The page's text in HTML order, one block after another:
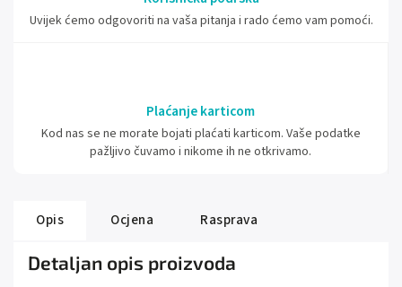
Uvijek ćemo odgovoriti na vaša pitanja i rado ćemo vam pomoći.
Plaćanje karticom
Kod nas se ne morate bojati plaćati karticom. Vaše podatke
pažljivo čuvamo i nikome ih ne otkrivamo.
Opis Ocjena Rasprava
Detaljan opis proizvoda